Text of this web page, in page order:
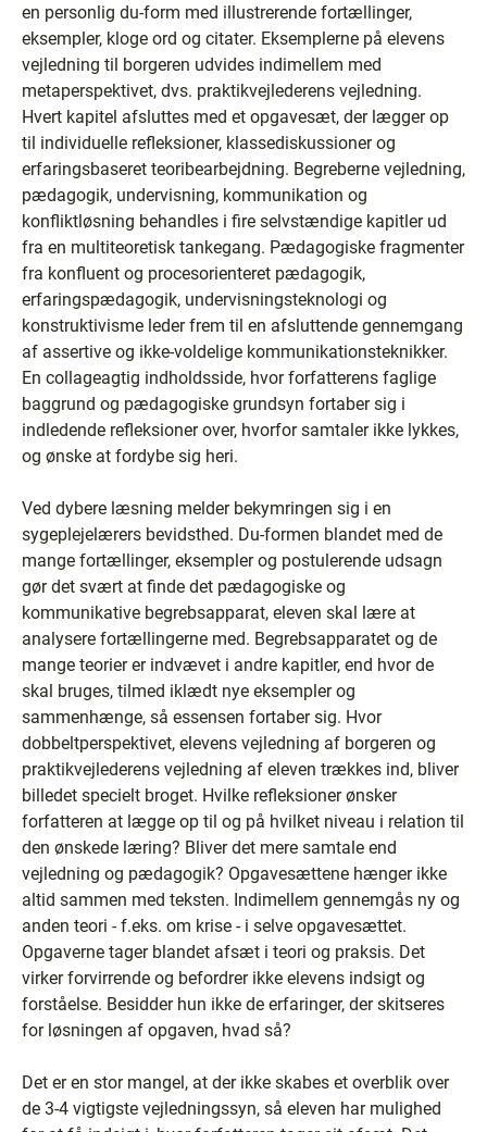
en personlig du-form med illustrerende fortællinger,
eksempler, kloge ord og citater. Eksemplerne på elevens
vejledning til borgeren udvides indimellem med
metaperspektivet, dvs. praktikvejlederens vejledning.
Hvert kapitel afsluttes med et opgavesæt, der lægger op
til individuelle refleksioner, klassediskussioner og
erfaringsbaseret teoribearbejdning. Begreberne vejledning,
pædagogik, undervisning, kommunikation og
konfliktløsning behandles i fire selvstændige kapitler ud
fra en multiteoretisk tankegang. Pædagogiske fragmenter
fra konfluent og procesorienteret pædagogik,
erfaringspædagogik, undervisningsteknologi og
konstruktivisme leder frem til en afsluttende gennemgang
af assertive og ikke-voldelige kommunikationsteknikker.
En collageagtig indholdsside, hvor forfatterens faglige
baggrund og pædagogiske grundsyn fortaber sig i
indledende refleksioner over, hvorfor samtaler ikke lykkes,
og ønske at fordybe sig heri.
Ved dybere læsning melder bekymringen sig i en
sygeplejelærers bevidsthed. Du-formen blandet med de
mange fortællinger, eksempler og postulerende udsagn
gør det svært at finde det pædagogiske og
kommunikative begrebsapparat, eleven skal lære at
analysere fortællingerne med. Begrebsapparatet og de
mange teorier er indvævet i andre kapitler, end hvor de
skal bruges, tilmed iklædt nye eksempler og
sammenhænge, så essensen fortaber sig. Hvor
dobbeltperspektivet, elevens vejledning af borgeren og
praktikvejlederens vejledning af eleven trækkes ind, bliver
billedet specielt broget. Hvilke refleksioner ønsker
forfatteren at lægge op til og på hvilket niveau i relation til
den ønskede læring? Bliver det mere samtale end
vejledning og pædagogik? Opgavesættene hænger ikke
altid sammen med teksten. Indimellem gennemgås ny og
anden teori - f.eks. om krise - i selve opgavesættet.
Opgaverne tager blandet afsæt i teori og praksis. Det
virker forvirrende og befordrer ikke elevens indsigt og
forståelse. Besidder hun ikke de erfaringer, der skitseres
for løsningen af opgaven, hvad så?
Det er en stor mangel, at der ikke skabes et overblik over
de 3-4 vigtigste vejledningssyn, så eleven har mulighed